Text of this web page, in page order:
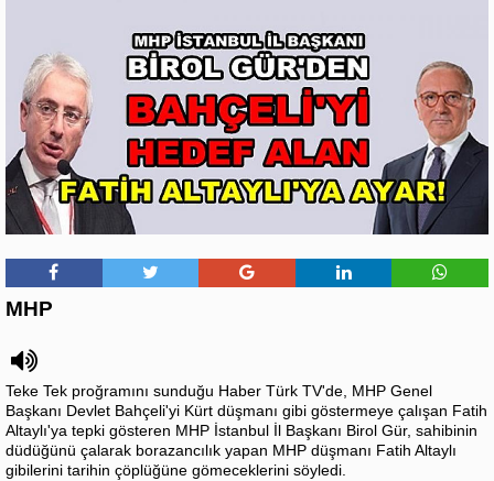
MHP
Teke Tek proğramını sunduğu Haber Türk TV'de, MHP Genel
Başkanı Devlet Bahçeli'yi Kürt düşmanı gibi göstermeye çalışan Fatih
Altaylı'ya tepki gösteren MHP İstanbul İl Başkanı Birol Gür, sahibinin
düdüğünü çalarak borazancılık yapan MHP düşmanı Fatih Altaylı
gibilerini tarihin çöplüğüne gömeceklerini söyledi.